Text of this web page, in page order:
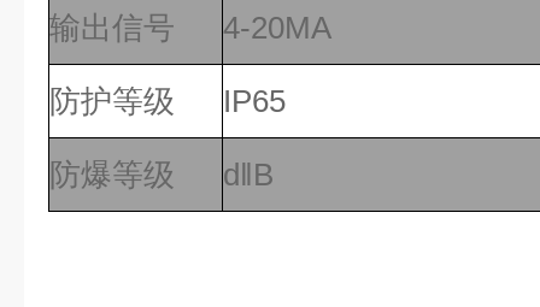
输出信号 4-20MA
防护等级 IP65
防爆等级 d‖B